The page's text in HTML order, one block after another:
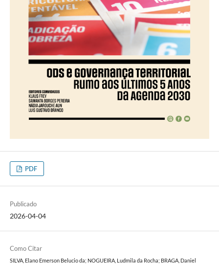
PDF
Publicado
2026-04-04
Como Citar
SILVA, Elano Emerson Belucio da; NOGUEIRA, Ludmila da Rocha; BRAGA, Daniel